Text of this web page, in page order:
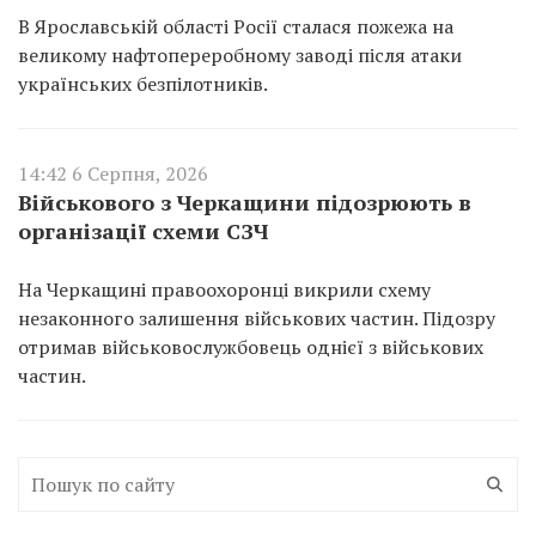
В Ярославській області Росії сталася пожежа на
великому нафтопереробному заводі після атаки
українських безпілотників.
14:42 6 Серпня, 2026
Військового з Черкащини підозрюють в
організації схеми СЗЧ
На Черкащині правоохоронці викрили схему
незаконного залишення військових частин. Підозру
отримав військовослужбовець однієї з військових
частин.